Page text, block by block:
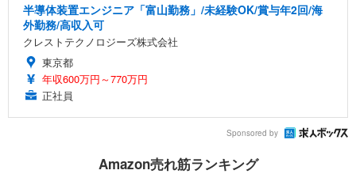
半導体装置エンジニア「富山勤務」/未経験OK/賞与年2回/海
外勤務/高収入可
クレストテクノロジーズ株式会社
東京都
年収600万円～770万円
正社員
Sponsored by
Amazon売れ筋ランキング